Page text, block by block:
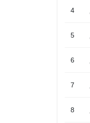
4
5
6
7
8